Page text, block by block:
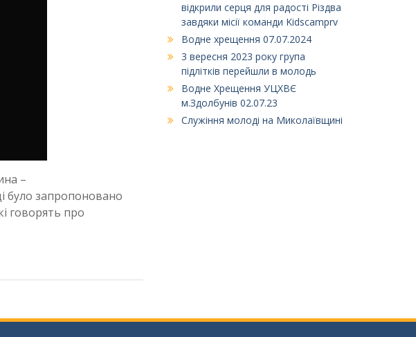
–
було запропоновано
говорять про
відкрили серця для радості Різдва
завдяки місії команди Kidscamprv
Водне хрещення 07.07.2024
3 вересня 2023 року група
підлітків перейшли в молодь
Водне Хрещення УЦХВЄ
м.Здолбунів 02.07.23
Служіння молоді на Миколаївщині